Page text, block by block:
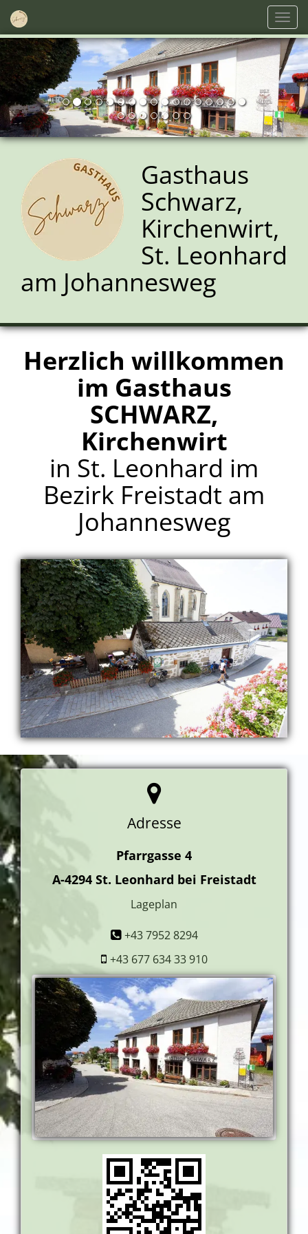
Gasthaus
Schwarz,
Kirchenwirt,
St. Leonhard
am Johannesweg
Herzlich willkommen
im Gasthaus
SCHWARZ,
Kirchenwirt
in St. Leonhard im
Bezirk Freistadt am
Johannesweg
Adresse
Pfarrgasse 4
A-4294 St. Leonhard bei Freistadt
Lageplan
+43 7952 8294
+43 677 634 33 910